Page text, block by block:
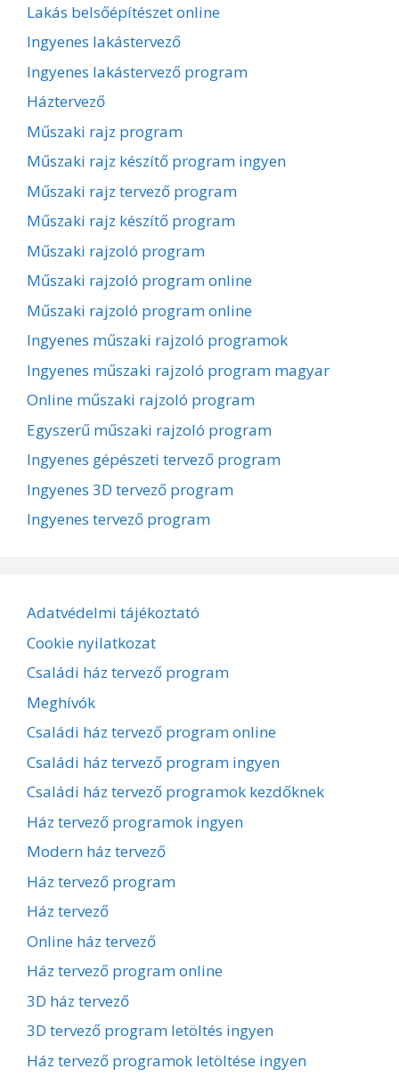
Lakás belsőépítészet online
Ingyenes lakástervező
Ingyenes lakástervező program
Háztervező
Műszaki rajz program
Műszaki rajz készítő program ingyen
Műszaki rajz tervező program
Műszaki rajz készítő program
Műszaki rajzoló program
Műszaki rajzoló program online
Műszaki rajzoló program online
Ingyenes műszaki rajzoló programok
Ingyenes műszaki rajzoló program magyar
Online műszaki rajzoló program
Egyszerű műszaki rajzoló program
Ingyenes gépészeti tervező program
Ingyenes 3D tervező program
Ingyenes tervező program
Adatvédelmi tájékoztató
Cookie nyilatkozat
Családi ház tervező program
Meghívók
Családi ház tervező program online
Családi ház tervező program ingyen
Családi ház tervező programok kezdőknek
Ház tervező programok ingyen
Modern ház tervező
Ház tervező program
Ház tervező
Online ház tervező
Ház tervező program online
3D ház tervező
3D tervező program letöltés ingyen
Ház tervező programok letöltése ingyen